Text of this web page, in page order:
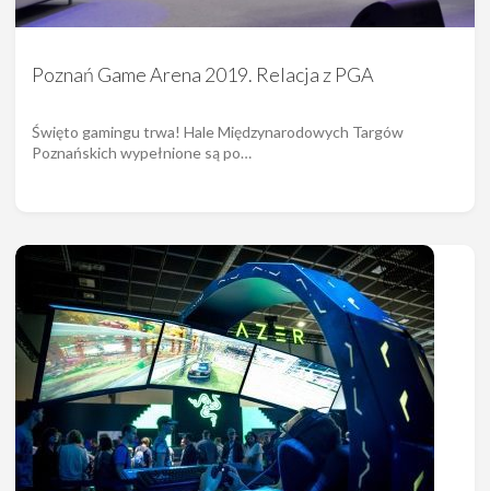
Poznań Game Arena 2019. Relacja z PGA
Święto gamingu trwa! Hale Międzynarodowych Targów
Poznańskich wypełnione są po…